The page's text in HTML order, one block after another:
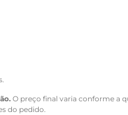
O preço final varia conforme a
do pedido.